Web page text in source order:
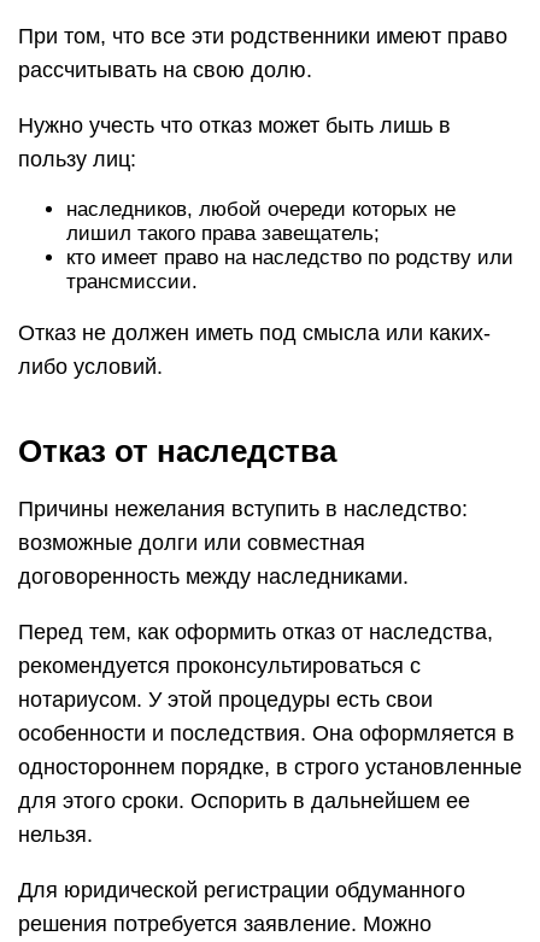
При том, что все эти родственники имеют право
рассчитывать на свою долю.
Нужно учесть что отказ может быть лишь в
пользу лиц:
наследников, любой очереди которых не
лишил такого права завещатель;
кто имеет право на наследство по родству или
трансмиссии.
Отказ не должен иметь под смысла или каких-
либо условий.
Отказ от наследства
Причины нежелания вступить в наследство:
возможные долги или совместная
договоренность между наследниками.
Перед тем, как оформить отказ от наследства,
рекомендуется проконсультироваться с
нотариусом. У этой процедуры есть свои
особенности и последствия. Она оформляется в
одностороннем порядке, в строго установленные
для этого сроки. Оспорить в дальнейшем ее
нельзя.
Для юридической регистрации обдуманного
решения потребуется заявление. Можно